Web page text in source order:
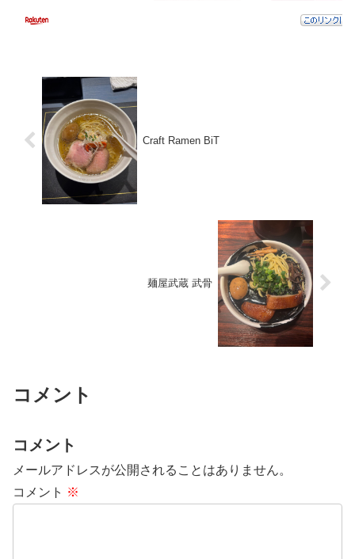
Craft Ramen BiT
麺屋武蔵 武骨
コメント
コメント
メールアドレスが公開されることはありません。
コメント ※